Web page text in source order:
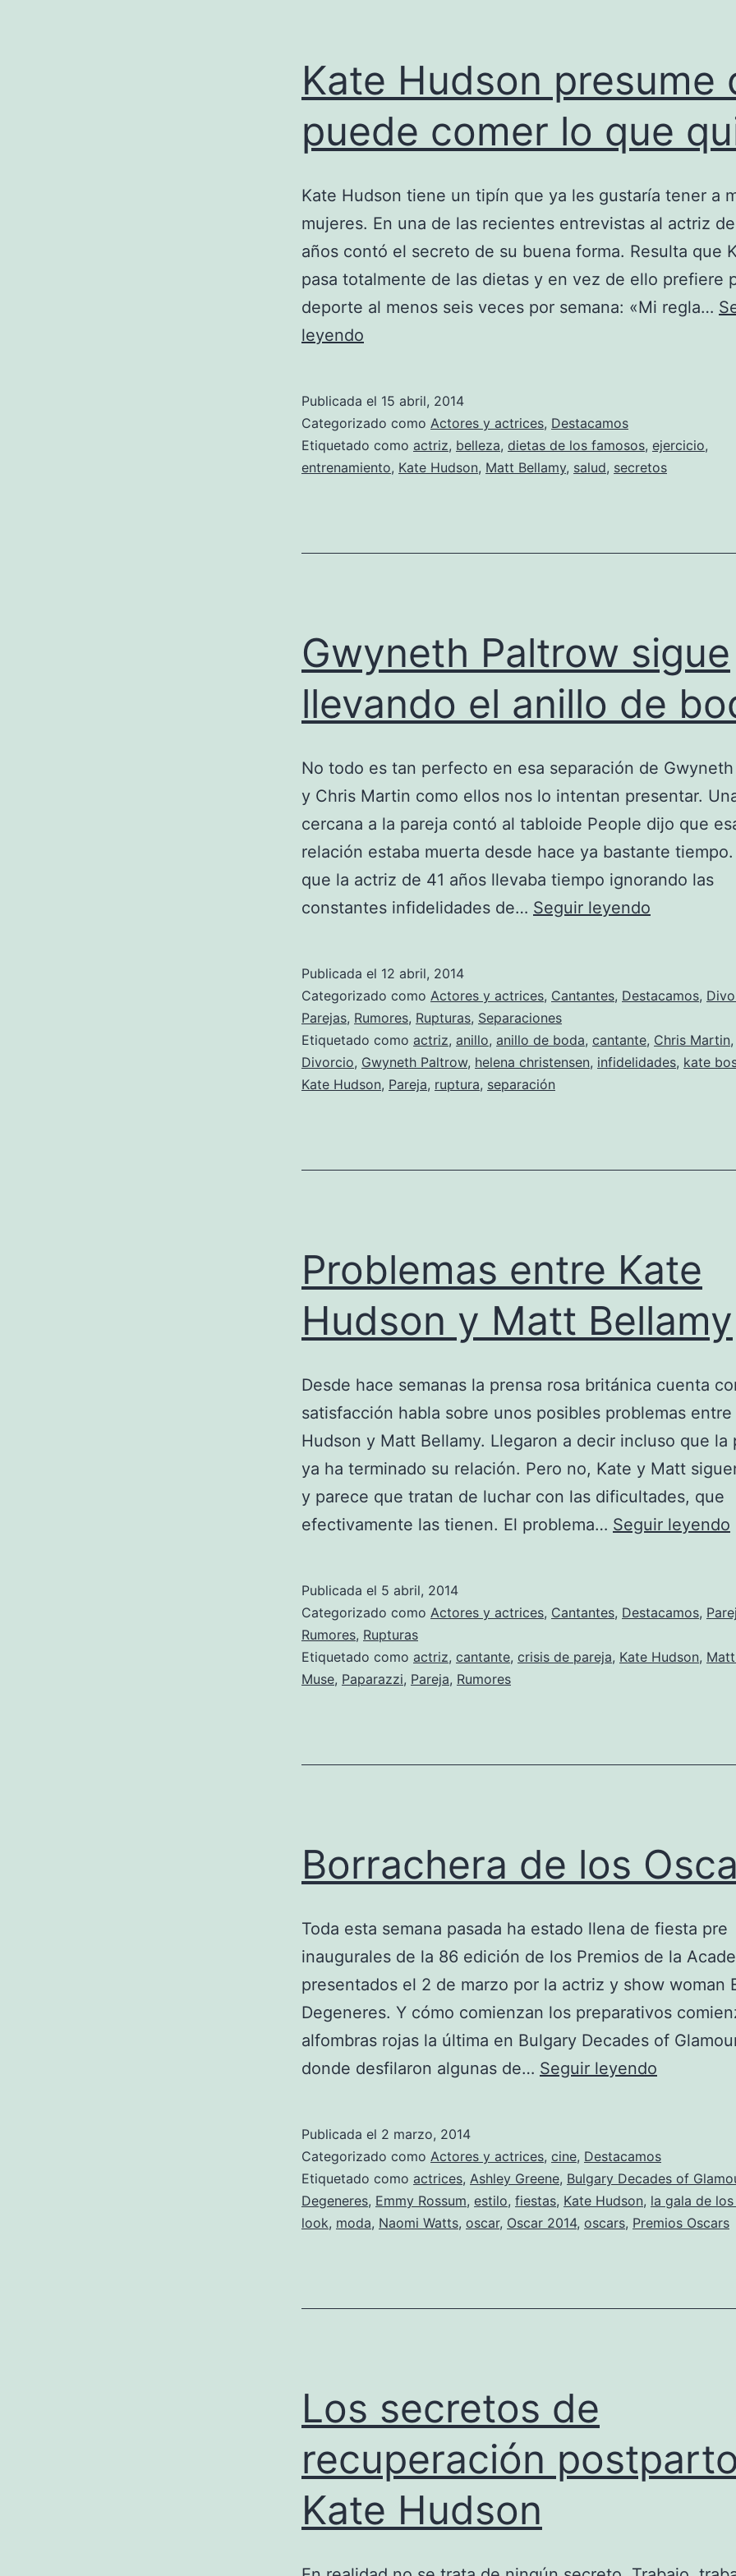
Kate Hudson presume
puede comer lo que
Kate Hudson tiene un tipín que ya les gustaría tener a
mujeres. En una de las recientes entrevistas al actriz
años contó el secreto de su buena forma. Resulta que
pasa totalmente de las dietas y en vez de ello prefiere
deporte al menos seis veces por semana: «Mi regla…
leyendo
que
puede
comer
quiere
Publicada el 15 abril, 2014
Categorizado como Actores y actrices, Destacamos
Etiquetado como actriz, belleza, dietas de los famosos, ejercicio,
entrenamiento, Kate Hudson, Matt Bellamy, salud, secretos
Gwyneth Paltrow sigue
llevando el anillo de
No todo es tan perfecto en esa separación de
y Chris Martin como ellos nos lo intentan presentar.
cercana a la pareja contó al tabloide People dijo que
relación estaba muerta desde hace ya bastante
que la actriz de 41 años llevaba tiempo ignorando las
constantes infidelidades de… Seguir leyendo
llevando
anillo
de
Publicada el 12 abril, 2014
Categorizado como Actores y actrices, Cantantes, Destacamos,
Parejas, Rumores, Rupturas, Separaciones
Etiquetado como actriz, anillo, anillo de boda, cantante, Chris Martin
Divorcio, Gwyneth Paltrow, helena christensen, infidelidades, kate
Kate Hudson, Pareja, ruptura, separación
Problemas entre Kate
Hudson y Matt Bellamy
Desde hace semanas la prensa rosa británica cuenta
satisfacción habla sobre unos posibles problemas entre
Hudson y Matt Bellamy. Llegaron a decir incluso que la
ya ha terminado su relación. Pero no, Kate y Matt
y parece que tratan de luchar con las dificultades, que
efectivamente las tienen. El problema… Seguir leyendo
Publicada el 5 abril, 2014
Categorizado como Actores y actrices, Cantantes, Destacamos,
Rumores, Rupturas
Etiquetado como actriz, cantante, crisis de pareja, Kate Hudson,
Muse, Paparazzi, Pareja, Rumores
Borrachera de los
Toda esta semana pasada ha estado llena de fiesta pre
inaugurales de la 86 edición de los Premios de la
presentados el 2 de marzo por la actriz y show woman
Degeneres. Y cómo comienzan los preparativos
alfombras rojas la última en Bulgary Decades of
donde desfilaron algunas de… Seguir leyendo
Oscar
Publicada el 2 marzo, 2014
Categorizado como Actores y actrices, cine, Destacamos
Etiquetado como actrices, Ashley Greene, Bulgary Decades of
Degeneres, Emmy Rossum, estilo, fiestas, Kate Hudson, la gala de los
look, moda, Naomi Watts, oscar, Oscar 2014, oscars, Premios Oscars
Los secretos de
recuperación
Kate Hudson